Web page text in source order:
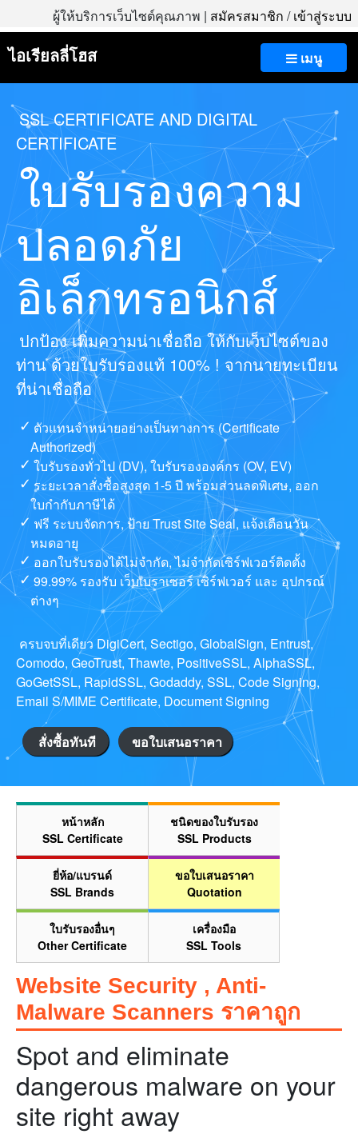
ผู้ให้บริการเว็บไซต์คุณภาพ | สมัครสมาชิก /เข้าสู่ระบบ
เมนู
ไอเรียลลี่โฮส
SSL CERTIFICATE AND DIGITAL
CERTIFICATE
ใบรับรองความ
ปลอดภัย
อิเล็กทรอนิกส์
ปกป้อง เพิ่มความน่าเชื่อถือ ให้กับเว็บไซต์ของ
ท่าน ด้วยใบรับรองแท้ 100% ! จากนายทะเบียน
ที่น่าเชื่อถือ
ตัวแทนจำหน่ายอย่างเป็นทางการ (Certificate
Authorized)
ใบรับรองทั่วไป (DV), ใบรับรององค์กร (OV, EV)
ระยะเวลาสั่งซื้อสูงสุด 1-5 ปี พร้อมส่วนลดพิเศษ, ออก
ใบกำกับภาษีได้
ฟรี ระบบจัดการ, ป้าย Trust Site Seal, แจ้งเตือนวัน
หมดอายุ
ออกใบรับรองได้ไม่จำกัด, ไม่จำกัดเซิร์ฟเวอร์ติดตั้ง
99.99% รองรับ เว็บเบราเซอร์ เซิร์ฟเวอร์ และ อุปกรณ์
ต่างๆ
ครบจบที่เดียว DigiCert, Sectigo, GlobalSign, Entrust,
Comodo, GeoTrust, Thawte, PositiveSSL, AlphaSSL,
GoGetSSL, RapidSSL, Godaddy, SSL, Code Signing,
Email S/MIME Certificate, Document Signing
สั่งซื้อทันที ขอใบเสนอราคา
หน้าหลัก
SSL Certificate
ชนิดของใบรับรอง
SSL Products
ยี่ห้อ/แบรนด์
SSL Brands
ขอใบเสนอราคา
Quotation
ใบรับรองอื่นๆ
Other Certificate
เครื่องมือ
SSL Tools
Website Security , Anti-
Malware Scanners ราคาถูก
Spot and eliminate
dangerous malware on your
site right away